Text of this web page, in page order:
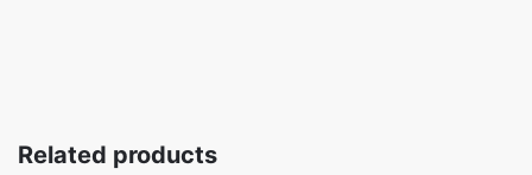
Related products